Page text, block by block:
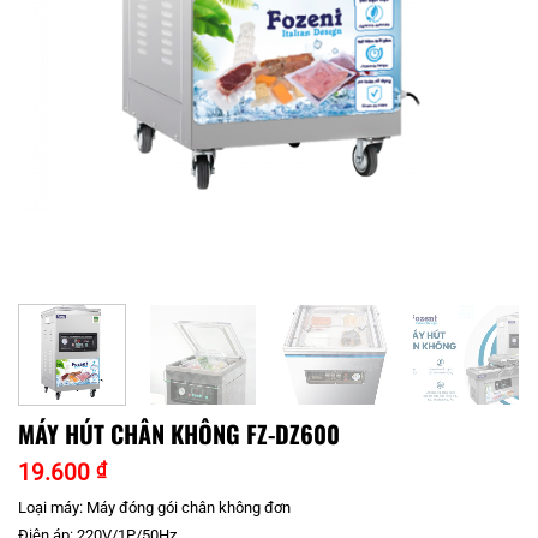
MÁY HÚT CHÂN KHÔNG FZ-DZ600
19.600 ₫
Loại máy: Máy đóng gói chân không đơn